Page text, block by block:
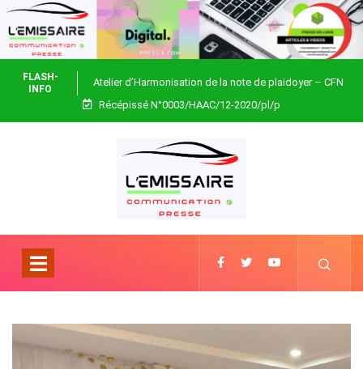
FLASH-
INFO
Atelier d’Harmonisation de la note de plaidoyer – CFN
Togo
Récépissé N°0003/HAAC/12-2020/pl/p